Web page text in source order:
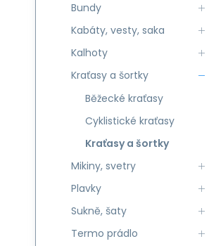
Bundy
Kabáty, vesty, saka
Kalhoty
Kraťasy a šortky
Běžecké kraťasy
Cyklistické kraťasy
Kraťasy a šortky
Mikiny, svetry
Plavky
Sukně, šaty
Termo prádlo